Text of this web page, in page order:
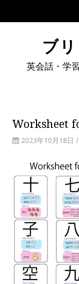
ブ
英会話・学
Worksheet
2023年10月18日 /